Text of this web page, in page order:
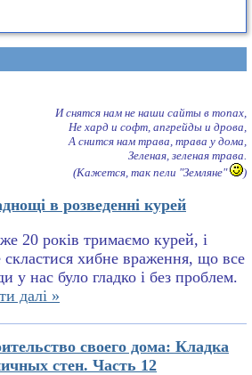
И снятся нам не наши сайты в топах,
Не хард и софт, апгрейды и дрова,
А снится нам трава, трава у дома,
Зеленая, зеленая трава.
(Кажется, так пели "Земляне"
)
в розведенні курей
20 років тримаємо курей, і
хибне враження, що все
у нас було гладко і без проблем.
далі »
своего дома: Кладка
стен. Часть 12